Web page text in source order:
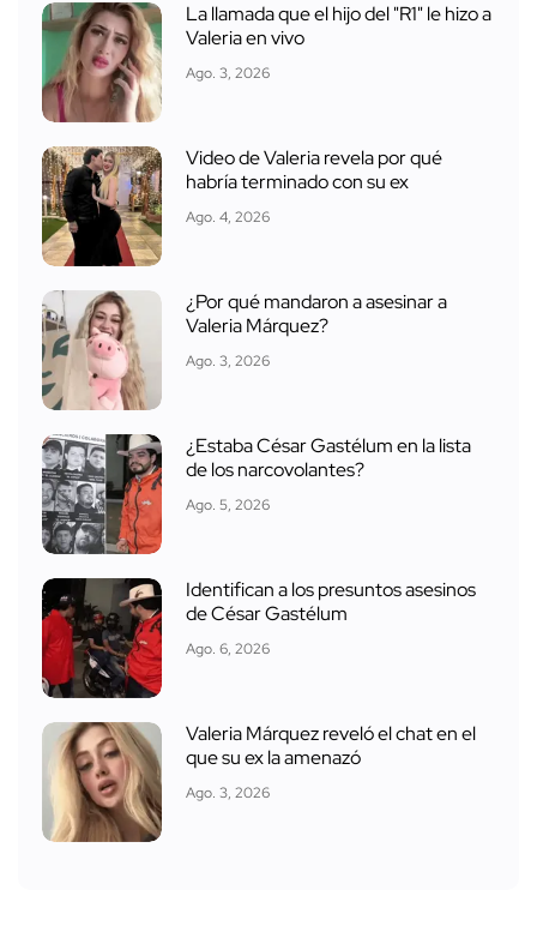
La llamada que el hijo del "R1" le hizo a
Valeria en vivo
Ago. 3, 2026
Video de Valeria revela por qué
habría terminado con su ex
Ago. 4, 2026
¿Por qué mandaron a asesinar a
Valeria Márquez?
Ago. 3, 2026
¿Estaba César Gastélum en la lista
de los narcovolantes?
Ago. 5, 2026
Identifican a los presuntos asesinos
de César Gastélum
Ago. 6, 2026
Valeria Márquez reveló el chat en el
que su ex la amenazó
Ago. 3, 2026